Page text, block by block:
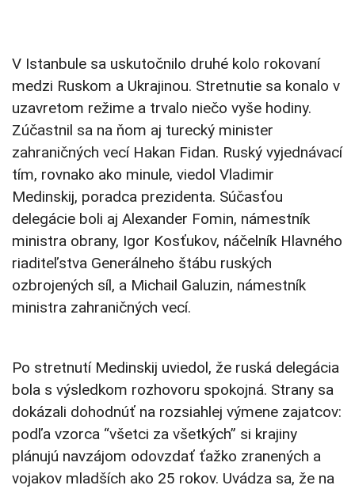
V Istanbule sa uskutočnilo druhé kolo rokovaní
medzi Ruskom a Ukrajinou. Stretnutie sa konalo v
uzavretom režime a trvalo niečo vyše hodiny.
Zúčastnil sa na ňom aj turecký minister
zahraničných vecí Hakan Fidan. Ruský vyjednávací
tím, rovnako ako minule, viedol Vladimir
Medinskij, poradca prezidenta. Súčasťou
delegácie boli aj Alexander Fomin, námestník
ministra obrany, Igor Kosťukov, náčelník Hlavného
riaditeľstva Generálneho štábu ruských
ozbrojených síl, a Michail Galuzin, námestník
ministra zahraničných vecí.
Po stretnutí Medinskij uviedol, že ruská delegácia
bola s výsledkom rozhovoru spokojná. Strany sa
dokázali dohodnúť na rozsiahlej výmene zajatcov:
podľa vzorca “všetci za všetkých” si krajiny
plánujú navzájom odovzdať ťažko zranených a
vojakov mladších ako 25 rokov. Uvádza sa, že na